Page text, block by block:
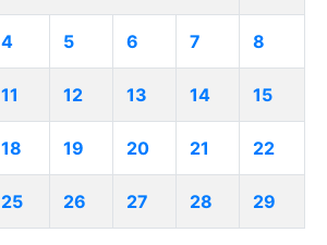
4 5 6 7 8
11 12 13 14 15
18 19 20 21 22
25 26 27 28 29